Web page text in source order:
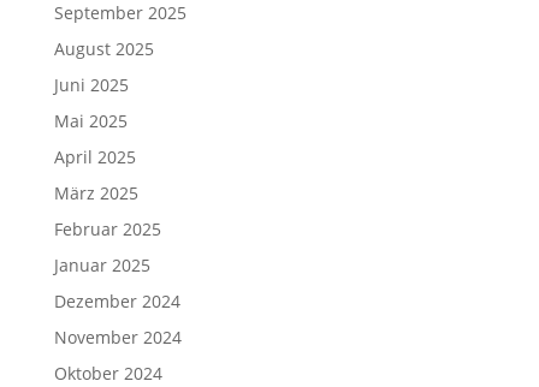
September 2025
August 2025
Juni 2025
Mai 2025
April 2025
März 2025
Februar 2025
Januar 2025
Dezember 2024
November 2024
Oktober 2024